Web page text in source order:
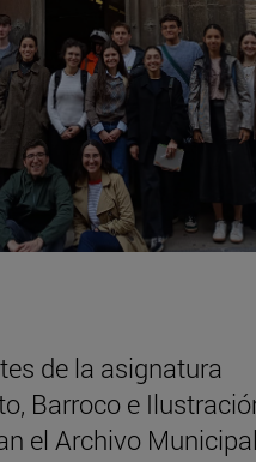
de la asignatura
Barroco e
el Archivo